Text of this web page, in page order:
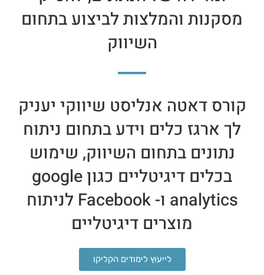
מסקנות והמלצות לביצוע בתחום
השיווק
קורס דאטה אנליסט שיווקי יעניק
לך ארגז כלים וידע בתחום ניתוח
נתונים בתחום השיווק, שימוש
בכלים דיגיטליים כגון google
analytics ו- Facebook לניתוח
מוצרים דיגיטליים
לייעוץ לימודים הקליקו